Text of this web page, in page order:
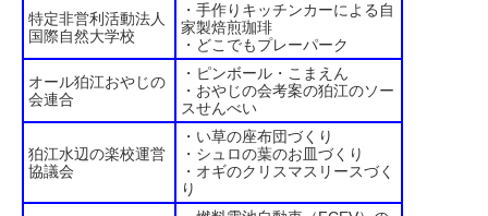
特定非営利活動法人
国際自然大学校
・手作りキッチンカーによる自
家製焙煎珈琲
・どこでもプレーパーク
オール狛江おやじの
会連合
・ピンボール・こまえん
・おやじの会考案の狛江のソー
スせんべい
狛江水辺の楽校運営
協議会
・い草の座布団づくり
・シュロの葉のお皿づくり
・オギのクリスマスリースづく
り